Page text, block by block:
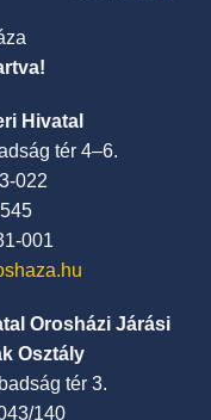
Hivatal
tér 4–6.
022
001
Orosházi Járási
Osztály
tér 3.
140